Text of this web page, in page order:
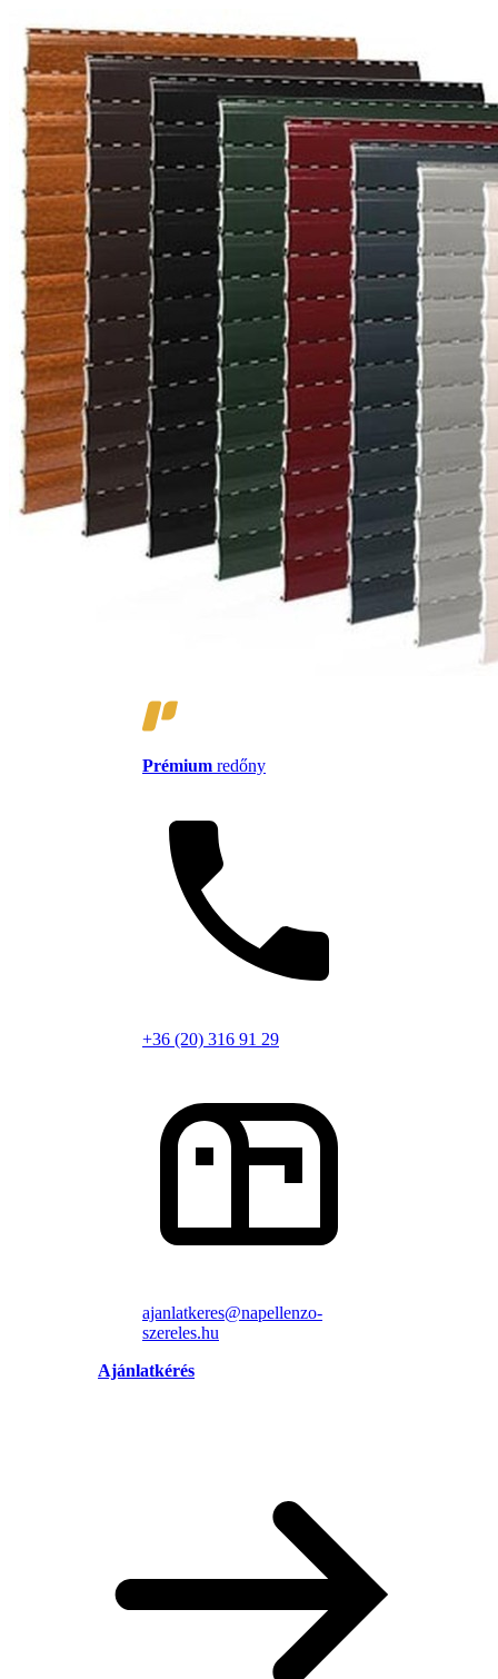
Prémium redőny
+36 (20) 316 91 29
ajanlatkeres@napellenzo-
szereles.hu
Ajánlatkérés